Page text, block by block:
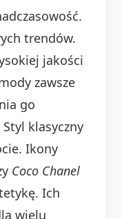
trendów.
jakości
zawsze
go
klasyczny
Ikony
Coco Chanel
Ich
wielu